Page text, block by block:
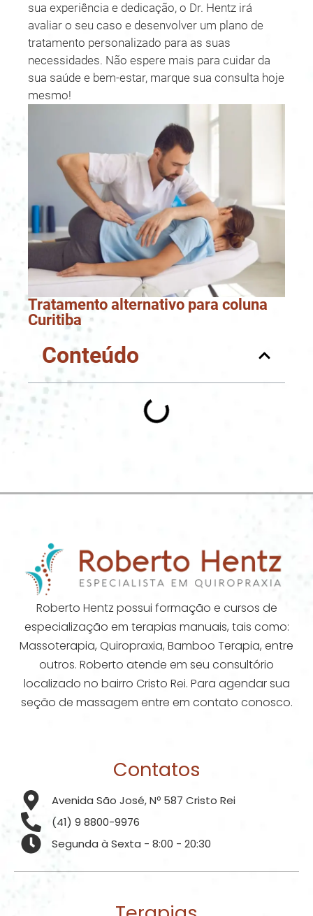
sua experiência e dedicação, o Dr. Hentz irá
avaliar o seu caso e desenvolver um plano de
tratamento personalizado para as suas
necessidades. Não espere mais para cuidar da
sua saúde e bem-estar, marque sua consulta hoje
mesmo!
Tratamento alternativo para coluna
Curitiba
Conteúdo
Roberto Hentz possui formação e cursos de
especialização em terapias manuais, tais como:
Massoterapia, Quiropraxia, Bamboo Terapia, entre
outros. Roberto atende em seu consultório
localizado no bairro Cristo Rei. Para agendar sua
seção de massagem entre em contato conosco.
Contatos
Avenida São José, Nº 587 Cristo Rei
(41) 9 8800-9976
Segunda à Sexta - 8:00 - 20:30